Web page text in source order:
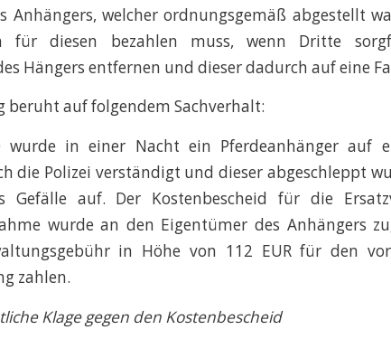
Anhängers, welcher ordnungsgemäß abgestellt
für diesen bezahlen muss, wenn Dritte
Hängers entfernen und dieser dadurch auf eine
beruht auf folgendem Sachverhalt:
wurde in einer Nacht ein Pferdeanhänger auf
die Polizei verständigt und dieser abgeschleppt
Gefälle auf. Der Kostenbescheid für die
wurde an den Eigentümer des Anhängers
in Höhe von 112 EUR für den
zahlen.
Klage gegen den Kostenbescheid